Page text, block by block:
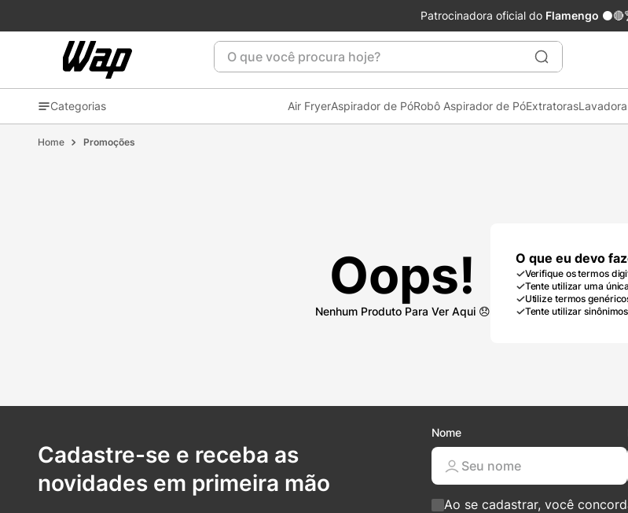
Patrocinadora oficial do Flamengo
O que você procura hoje?
Categorias Air FryerAspirador de PóRobô Aspirador de PóExtratoras
Promoções
Oops! O que eu devo
Verifique os termos
Tente utilizar uma
Utilize termos
Tente utilizar
Cadastre-se e receba as
novidades em primeira mão
Nome
Ao se cadastrar, você